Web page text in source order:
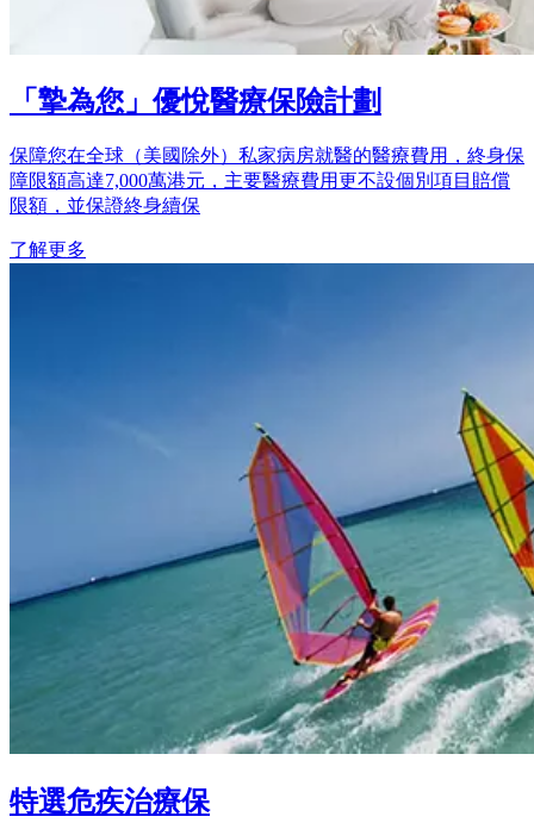
「摯為您」優悅醫療保險計劃
保障您在全球（美國除外）私家病房就醫的醫療費用，終身保
障限額高達7,000萬港元，主要醫療費用更不設個別項目賠償
限額，並保證終身續保
了解更多
特選危疾治療保